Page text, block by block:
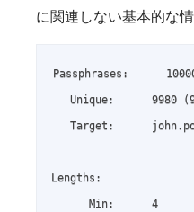
に関連しない基本的な
Passphrases:
Unique:      9980
Target:
Lengths:
      Min:      4